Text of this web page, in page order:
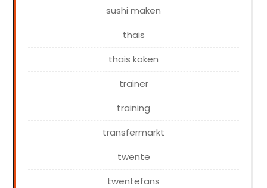
sushi maken
thais
thais koken
trainer
training
transfermarkt
twente
twentefans